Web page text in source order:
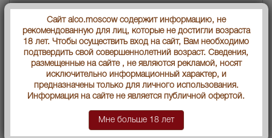
Сайт alco.moscow содержит информацию, не
рекомендованную для лиц, которые не достигли возраста
18 лет. Чтобы осуществить вход на сайт, Вам необходимо
подтвердить свой совершеннолетний возраст. Сведения,
размещенные на сайте , не являются рекламой, носят
исключительно информационный характер, и
предназначены только для личного использования.
Информация на сайте не является публичной офертой.
Мне больше 18 лет